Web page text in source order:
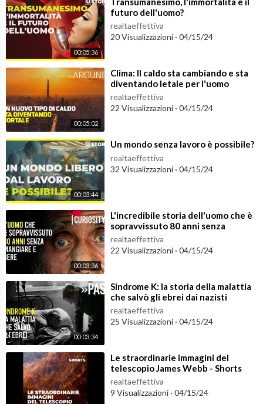
00:05:36
futuro dell'uomo?
realtaeffettiva
20 Visualizzazioni · 04/15/24
00:05:02
⁣Clima: Il caldo sta cambiando e sta
diventando letale per l'uomo
realtaeffettiva
22 Visualizzazioni · 04/15/24
00:03:44
⁣Un mondo senza lavoro è possibile?
realtaeffettiva
32 Visualizzazioni · 04/15/24
00:03:36
⁣L'incredibile storia dell'uomo che è
sopravvissuto 80 anni senza
mangiare e bere
realtaeffettiva
22 Visualizzazioni · 04/15/24
00:03:34
⁣Sindrome K: la storia della malattia
che salvò gli ebrei dai nazisti
realtaeffettiva
25 Visualizzazioni · 04/15/24
⁣Le straordinarie immagini del
telescopio James Webb - Shorts
realtaeffettiva
9 Visualizzazioni · 04/15/24